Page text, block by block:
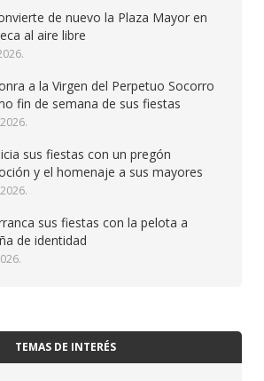
de nuevo la Plaza Mayor en
al aire libre
a la Virgen del Perpetuo Socorro
fin de semana de sus fiestas
sus fiestas con un pregón
y el homenaje a sus mayores
sus fiestas con la pelota a
de identidad
TEMAS DE INTERÉS